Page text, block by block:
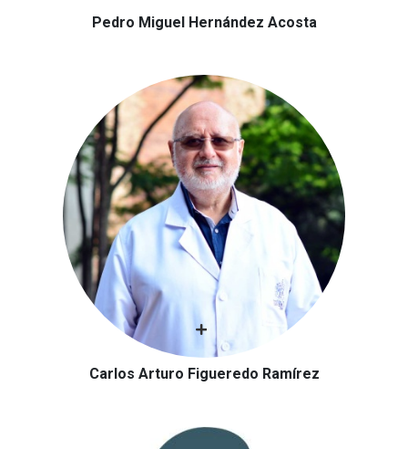
Pedro Miguel Hernández Acosta
Carlos Arturo Figueredo Ramírez